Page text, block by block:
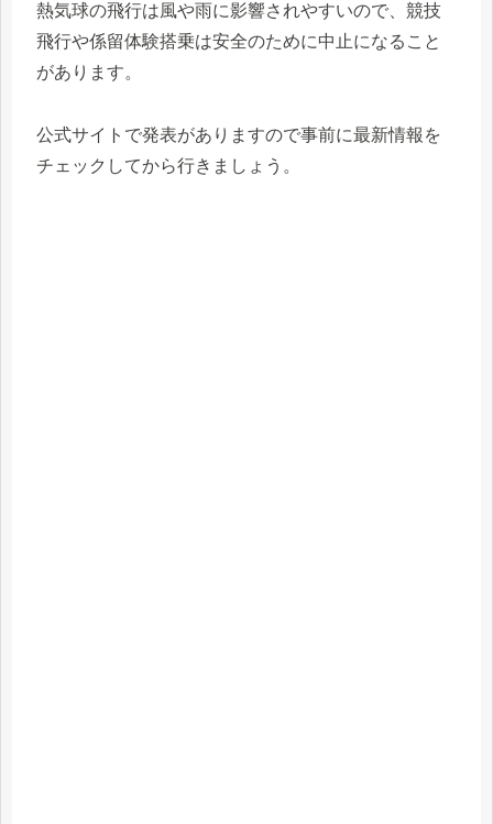
熱気球の飛行は風や雨に影響されやすいので、競技
飛行や係留体験搭乗は安全のために中止になること
があります。
公式サイトで発表がありますので事前に最新情報を
チェックしてから行きましょう。